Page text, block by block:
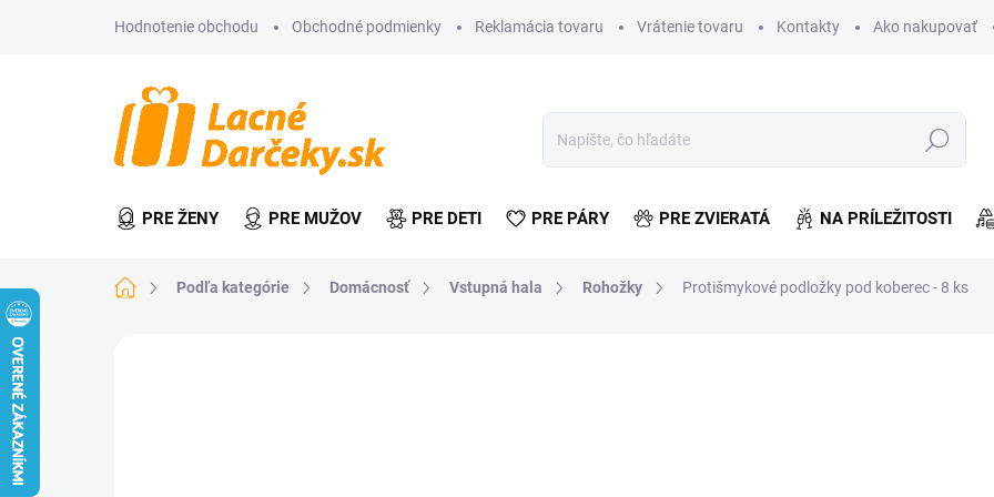
Hodnotenie obchodu Obchodné podmienky Reklamácia tovaru Vrátenie tovaru Kontakty Ako nakupovať
Hľadať
PRE ŽENY PRE MUŽOV PRE DETI PRE PÁRY PRE ZVIERATÁ NA PRÍLEŽITOSTI
DomovPodľa kategórie Domácnosť Vstupná hala Rohožky Protišmykové podložky pod koberec - 8 ks